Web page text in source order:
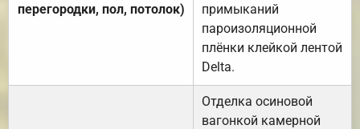
перегородки, пол, потолок)
примыканий
пароизоляционной
плёнки клейкой лентой
Delta.
Отделка осиновой
вагонкой камерной